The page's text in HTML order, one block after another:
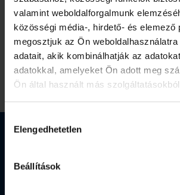
valamint weboldalforgalmunk
közösségi média-, hirdető- és elemező
megosztjuk az Ön
adatait, akik kombinálhatják az
adatokkal, amelyeket Ön adott meg
Ön által használt más
kiválasztása
Elengedhetetlen
Beállítások
Megnézem az összeset
Akadémia 2026. máj. 21.
U18-as akadémiai csapatunk
ismét Svédországban szerepel
Webshop termékek